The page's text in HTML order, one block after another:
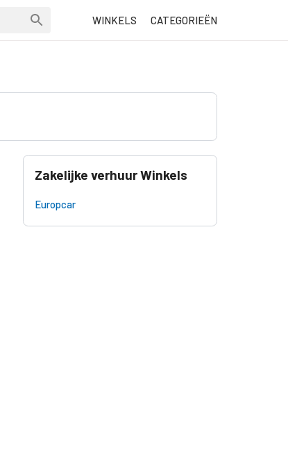
WINKELS CATEGORIEËN
Zakelijke verhuur Winkels
Europcar